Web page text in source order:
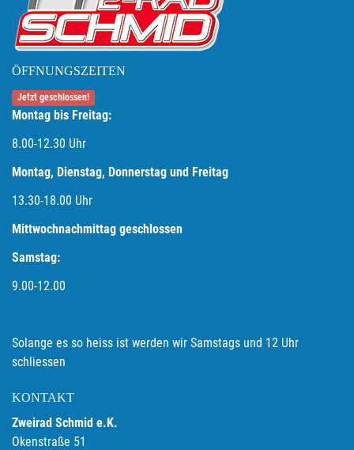
ÖFFNUNGSZEITEN
Jetzt geschlossen!
Montag bis Freitag:
8.00-12.30 Uhr
Montag, Dienstag, Donnerstag und Freitag
13.30-18.00 Uhr
Mittwochnachmittag geschlossen
Samstag:
9.00-12.00
Solange es so heiss ist werden wir Samstags und 12 Uhr
schliessen
KONTAKT
Zweirad Schmid e.K.
Okenstraße 51